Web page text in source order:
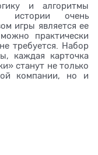
и алгоритмы
истории очень
игры является ее
практически
требуется. Набор
каждая карточка
станут не только
компании, но и